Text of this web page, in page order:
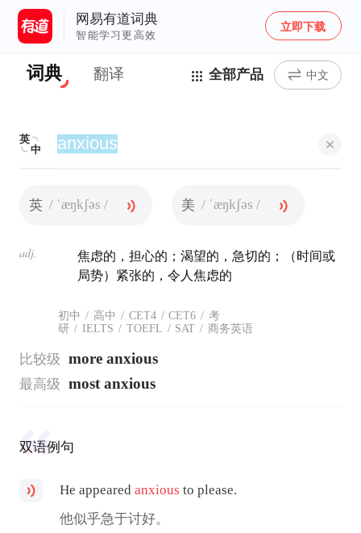
网易有道词典
智能学习更高效
立即下载
词典 翻译 全部产品 中文
英
中
英 / ˈæŋkʃəs / 美 / ˈæŋkʃəs /
adj.
焦虑的，担心的；渴望的，急切的；（时间或
局势）紧张的，令人焦虑的
初中 / 高中 / CET4 / CET6 / 考
研 / IELTS / TOEFL / SAT / 商务英语
比较级 more anxious
最高级 most anxious
双语例句
He appearedanxious to please.
他似乎急于讨好。